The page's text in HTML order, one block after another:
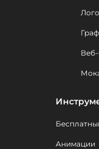
Анимации